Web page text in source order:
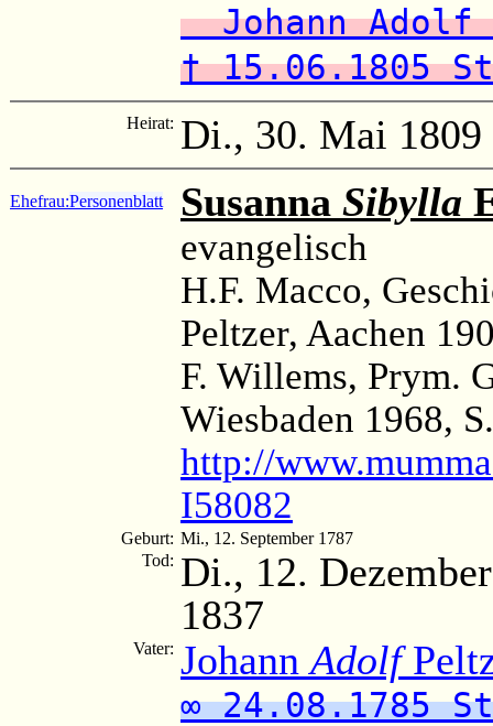
Johann Adolf
† 15.06.1805
Heirat: Di., 30. Mai 1809
Ehefrau:Personenblatt Susanna Sibylla
evangelisch
H.F. Macco,
Peltzer, Aachen
F. Willems, Prym.
Wiesbaden 1968,
http://
I58082
Geburt: Mi., 12. September 1787
Tod: Di., 12. Dezember
1837
Vater: JohannAdolf
∞ 24.08.1785